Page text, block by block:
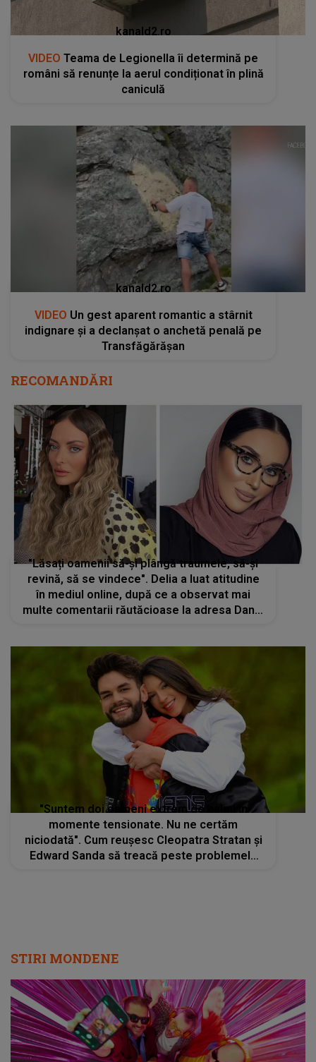
kanald2.ro
VIDEO Teama de Legionella îi determină pe
români să renunțe la aerul condiționat în plină
caniculă
kanald2.ro
VIDEO Un gest aparent romantic a stârnit
indignare și a declanșat o anchetă penală pe
Transfăgărășan
RECOMANDĂRI
"Lăsați oamenii să-și plângă traumele, să-și
revină, să se vindece". Delia a luat atitudine
în mediul online, după ce a observat mai
multe comentarii răutăcioase la adresa Danei
"Suntem doi oameni extrem de calmi în
momente tensionate. Nu ne certăm
niciodată". Cum reușesc Cleopatra Stratan și
Edward Sanda să treacă peste problemele
STIRI MONDENE